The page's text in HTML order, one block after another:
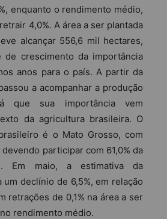
enquanto o rendimento médio,
4,0%. A área a ser plantada
alcançar 556,6 mil hectares,
de crescimento da importância
anos para o país. A partir da
a acompanhar a produção
que sua importância vem
da agricultura brasileira. O
é o Mato Grosso, com
participar com 61,0% da
Em maio, a estimativa da
um declínio de 6,5%, em relação
retrações de 0,1% na área a ser
rendimento médio.